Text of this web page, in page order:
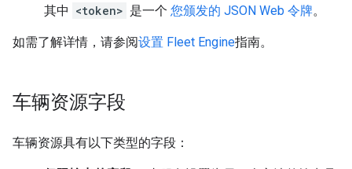
其中 <token> 是一个 您颁发的 JSON Web 令牌。
如需了解详情，请参阅设置 Fleet Engine指南。
车辆资源字段
车辆资源具有以下类型的字段：